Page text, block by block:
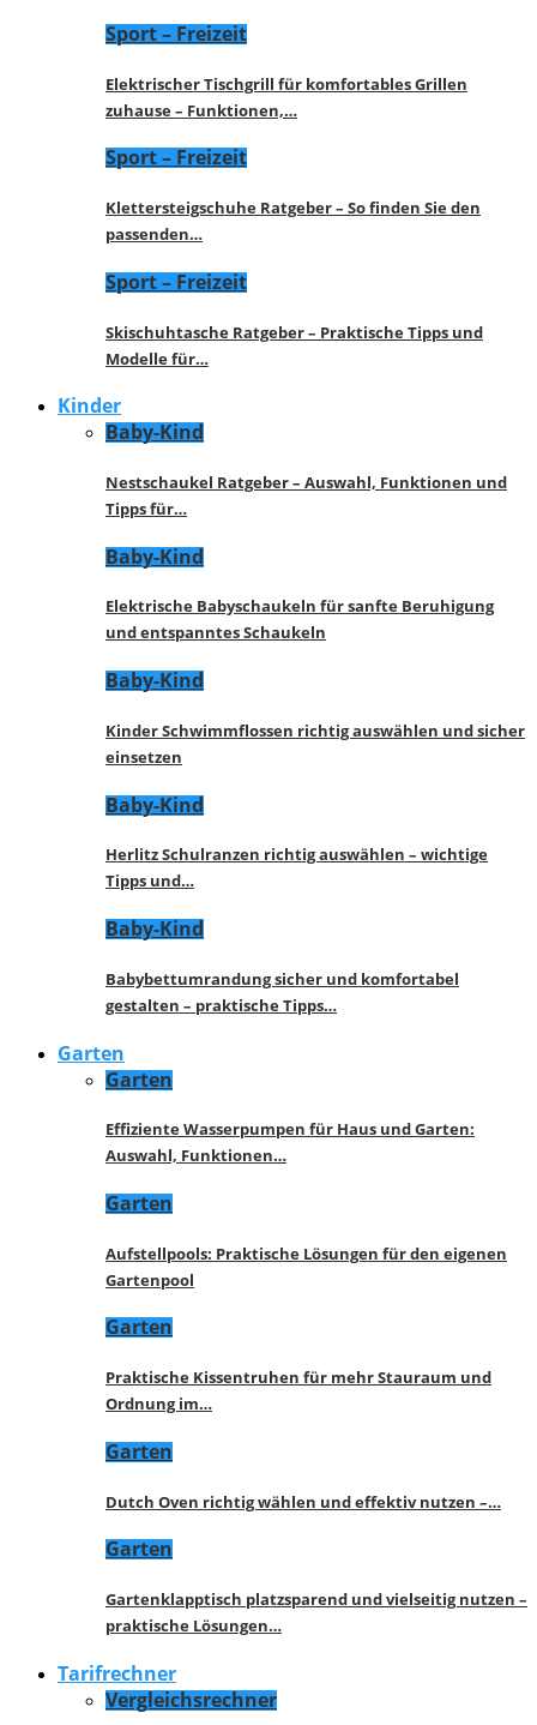
Sport – Freizeit
Elektrischer Tischgrill für komfortables Grillen
zuhause – Funktionen,…
Sport – Freizeit
Klettersteigschuhe Ratgeber – So finden Sie den
passenden…
Sport – Freizeit
Skischuhtasche Ratgeber – Praktische Tipps und
Modelle für…
Kinder
Baby-Kind
Nestschaukel Ratgeber – Auswahl, Funktionen und
Tipps für…
Baby-Kind
Elektrische Babyschaukeln für sanfte Beruhigung
und entspanntes Schaukeln
Baby-Kind
Kinder Schwimmflossen richtig auswählen und sicher
einsetzen
Baby-Kind
Herlitz Schulranzen richtig auswählen – wichtige
Tipps und…
Baby-Kind
Babybettumrandung sicher und komfortabel
gestalten – praktische Tipps…
Garten
Garten
Effiziente Wasserpumpen für Haus und Garten:
Auswahl, Funktionen…
Garten
Aufstellpools: Praktische Lösungen für den eigenen
Gartenpool
Garten
Praktische Kissentruhen für mehr Stauraum und
Ordnung im…
Garten
Dutch Oven richtig wählen und effektiv nutzen –…
Garten
Gartenklapptisch platzsparend und vielseitig nutzen –
praktische Lösungen…
Tarifrechner
Vergleichsrechner